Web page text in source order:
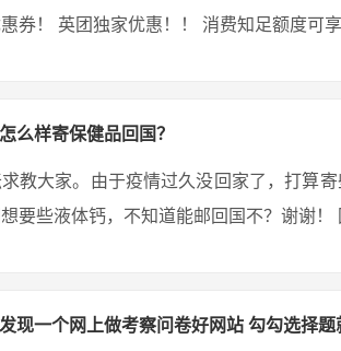
券！ 英团独家优惠！！ 消费知足额度可
怎么样寄保健品回国？
教大家。由于疫情过久没回家了，打算
要些液体钙，不知道能邮回国不？谢谢！
发现一个网上做考察问卷好网站 勾勾选择题